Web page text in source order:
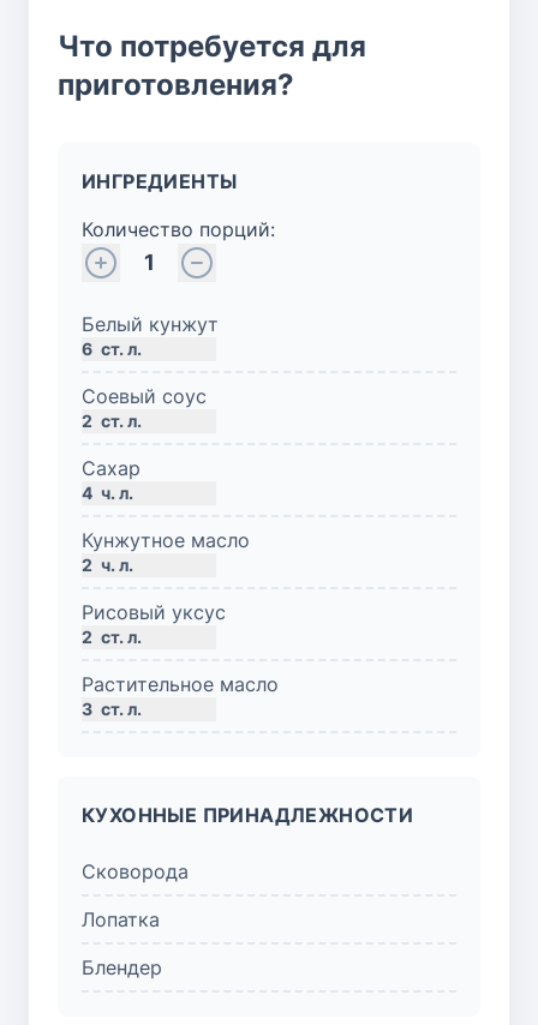
Что потребуется для
приготовления?
ИНГРЕДИЕНТЫ
Количество порций:
1
Белый кунжут
6 ст. л.
Соевый соус
2 ст. л.
Сахар
4 ч. л.
Кунжутное масло
2 ч. л.
Рисовый уксус
2 ст. л.
Растительное масло
3 ст. л.
КУХОННЫЕ ПРИНАДЛЕЖНОСТИ
Сковорода
Лопатка
Блендер